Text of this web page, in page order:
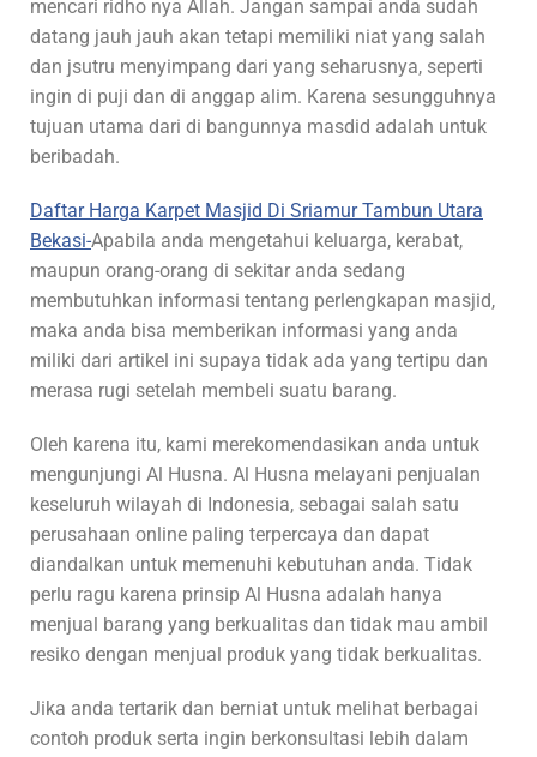
mencari ridho nya Allah. Jangan sampai anda sudah
datang jauh jauh akan tetapi memiliki niat yang salah
dan jsutru menyimpang dari yang seharusnya, seperti
ingin di puji dan di anggap alim. Karena sesungguhnya
tujuan utama dari di bangunnya masdid adalah untuk
beribadah.
Daftar Harga Karpet Masjid Di Sriamur Tambun Utara
Bekasi-Apabila anda mengetahui keluarga, kerabat,
maupun orang-orang di sekitar anda sedang
membutuhkan informasi tentang perlengkapan masjid,
maka anda bisa memberikan informasi yang anda
miliki dari artikel ini supaya tidak ada yang tertipu dan
merasa rugi setelah membeli suatu barang.
Oleh karena itu, kami merekomendasikan anda untuk
mengunjungi Al Husna. Al Husna melayani penjualan
keseluruh wilayah di Indonesia, sebagai salah satu
perusahaan online paling terpercaya dan dapat
diandalkan untuk memenuhi kebutuhan anda. Tidak
perlu ragu karena prinsip Al Husna adalah hanya
menjual barang yang berkualitas dan tidak mau ambil
resiko dengan menjual produk yang tidak berkualitas.
Jika anda tertarik dan berniat untuk melihat berbagai
contoh produk serta ingin berkonsultasi lebih dalam